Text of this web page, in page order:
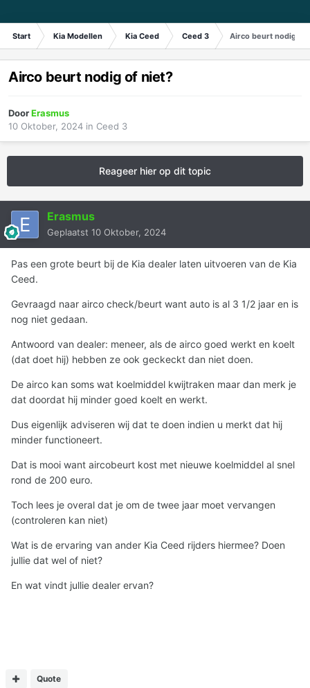
Start Kia Modellen Kia Ceed Ceed 3 Airco beurt nodig of
Airco beurt nodig of niet?
DoorErasmus
10 Oktober, 2024 in Ceed 3
Reageer hier op dit topic
Erasmus
Geplaatst 10 Oktober, 2024
Pas een grote beurt bij de Kia dealer laten uitvoeren van de Kia
Ceed.
Gevraagd naar airco check/beurt want auto is al 3 1/2 jaar en is
nog niet gedaan.
Antwoord van dealer: meneer, als de airco goed werkt en koelt
(dat doet hij) hebben ze ook geckeckt dan niet doen.
De airco kan soms wat koelmiddel kwijtraken maar dan merk je
dat doordat hij minder goed koelt en werkt.
Dus eigenlijk adviseren wij dat te doen indien u merkt dat hij
minder functioneert.
Dat is mooi want aircobeurt kost met nieuwe koelmiddel al snel
rond de 200 euro.
Toch lees je overal dat je om de twee jaar moet vervangen
(controleren kan niet)
Wat is de ervaring van ander Kia Ceed rijders hiermee? Doen
jullie dat wel of niet?
En wat vindt jullie dealer ervan?
Quote